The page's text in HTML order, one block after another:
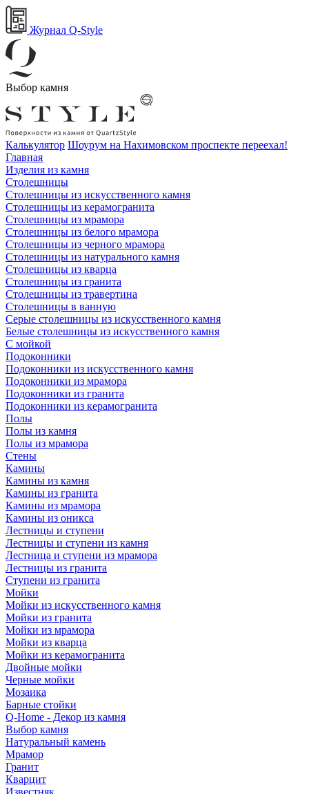
Журнал Q-Style
Выбор камня
Калькулятор Шоурум на Нахимовском проспекте переехал!
Главная
Изделия из камня
Столешницы
Столешницы из искусственного камня
Столешницы из керамогранита
Столешницы из мрамора
Столешницы из белого мрамора
Столешницы из черного мрамора
Столешницы из натурального камня
Столешницы из кварца
Столешницы из гранита
Столешницы из травертина
Столешницы в ванную
Серые столешницы из искусственного камня
Белые столешницы из искусственного камня
С мойкой
Подоконники
Подоконники из искусственного камня
Подоконники из мрамора
Подоконники из гранита
Подоконники из керамогранита
Полы
Полы из камня
Полы из мрамора
Стены
Камины
Камины из камня
Камины из гранита
Камины из мрамора
Камины из оникса
Лестницы и ступени
Лестницы и ступени из камня
Лестница и ступени из мрамора
Лестницы из гранита
Ступени из гранита
Мойки
Мойки из искусственного камня
Мойки из гранита
Мойки из мрамора
Мойки из кварца
Мойки из керамогранита
Двойные мойки
Черные мойки
Мозаика
Барные стойки
Q-Home - Декор из камня
Выбор камня
Натуральный камень
Мрамор
Гранит
Кварцит
Известняк